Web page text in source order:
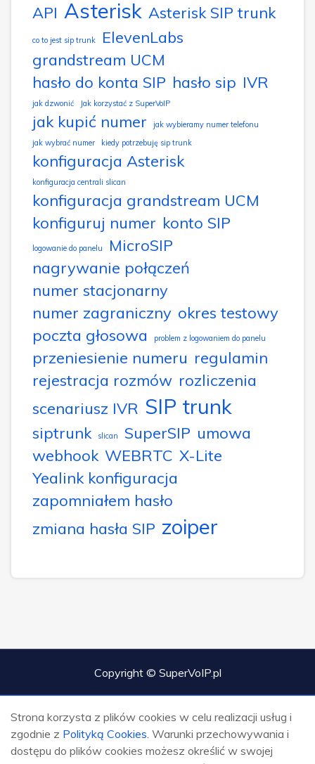
API Asterisk Asterisk SIP trunk
co to jest sip trunk
ElevenLabs
grandstream UCM
hasło do konta SIP hasło sip IVR
jak dzwonić Jak korzystać z SuperVoIP
jak kupić numer
jak wybieramy numer telefonu
jak wybrać numer
kiedy potrzebuję sip trunk
konfiguracja Asterisk
konfiguracja centrali slican
konfiguracja grandstream UCM
konfiguruj numer konto SIP
logowanie do panelu
MicroSIP
nagrywanie połączeń
numer stacjonarny
numer zagraniczny okres testowy
poczta głosowa
problem z logowaniem do panelu
przeniesienie numeru regulamin
rejestracja rozmów rozliczenia
scenariusz IVR SIP trunk
siptrunk slican SuperSIP umowa
webhook WEBRTC X-Lite
Yealink konfiguracja
zapomniałem hasło
zmiana hasła SIP zoiper
Copyright © SuperVoIP.pl
Strona korzysta z plików cookies w celu realizacji usług i
zgodnie z Polityką Cookies. Warunki przechowywania i
dostępu do plików cookies możesz określić w swojej